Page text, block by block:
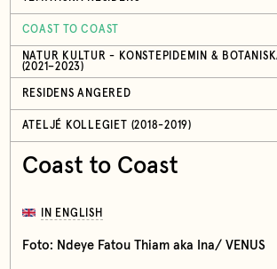
COAST TO COAST
NATUR KULTUR - KONSTEPIDEMIN &
(2021–2023)
RESIDENS ANGERED
ATELJÉ KOLLEGIET (2018-2019)
Coast to Coast
IN ENGLISH
Foto: Ndeye Fatou Thiam aka Ina/ VENUS